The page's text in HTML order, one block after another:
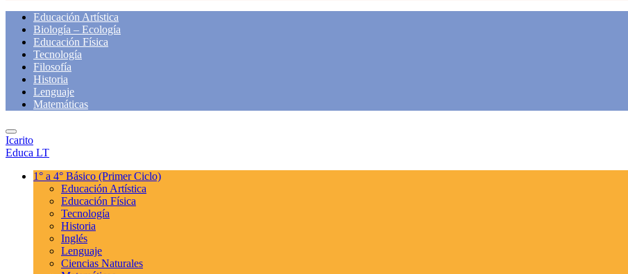
Educación Artística
Biología – Ecología
Educación Física
Tecnología
Filosofía
Historia
Lenguaje
Matemáticas
Icarito
Educa LT
1° a 4° Básico (Primer Ciclo)
Educación Artística
Educación Física
Tecnología
Historia
Inglés
Lenguaje
Ciencias Naturales